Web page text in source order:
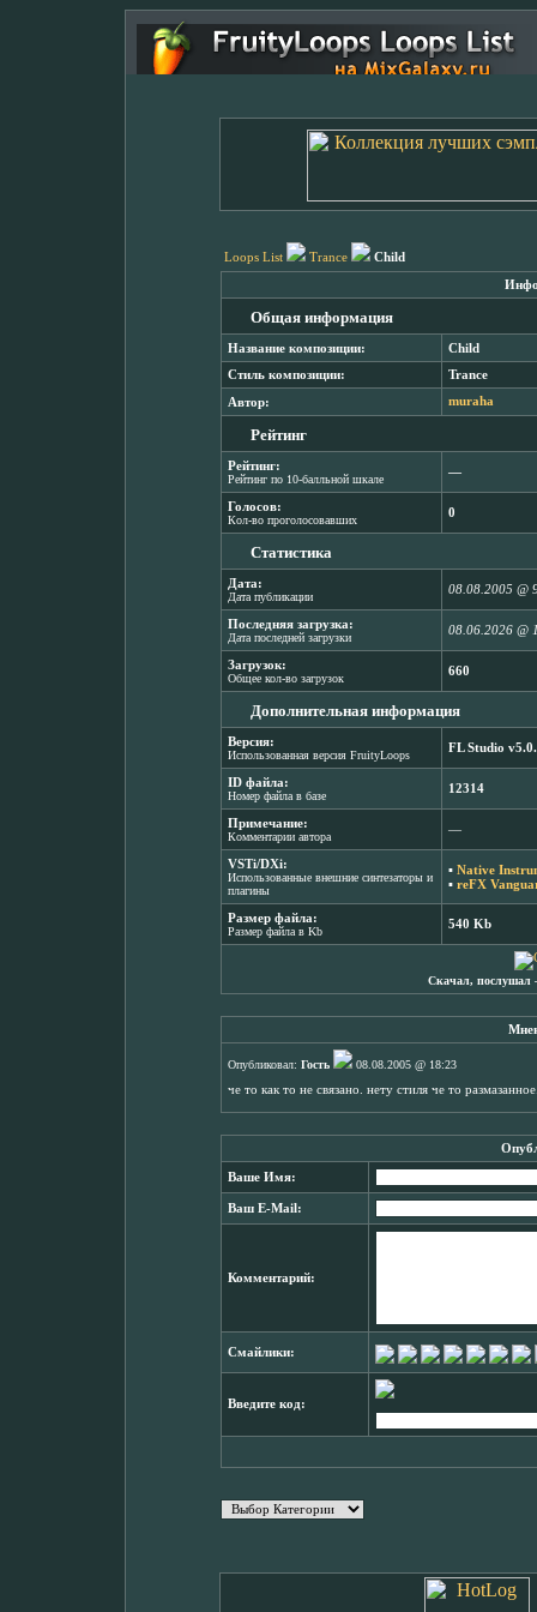
Loops List Trance Child
Общая информация
Название композиции: Child
Стиль композиции: Trance
Автор: muraha
Рейтинг
Рейтинг:
Рейтинг по 10-балльной шкале
―
Голосов:
Кол-во проголосовавших
0
Статистика
Дата:
Дата публикации
08.08.2005 @
Последняя загрузка:
Дата последней загрузки
08.06.2026 @
Загрузок:
Общее кол-во загрузок
660
Дополнительная информация
Версия:
Использованная версия FruityLoops
FL Studio
ID файла:
Номер файла в базе
12314
Примечание:
Комментарии автора
―
VSTi/DXi:
Использованные внешние синтезаторы и
плагины
▪ Native
▪ reFX
Размер файла:
Размер файла в Kb
540 Kb
Скачал, послушал
Опубликовал: Гость
08.08.2005 @ 18:23
че то как то не связано. нету стиля че то
Ваше Имя:
Ваш E-Mail:
Комментарий:
Смайлики:
Введите код: